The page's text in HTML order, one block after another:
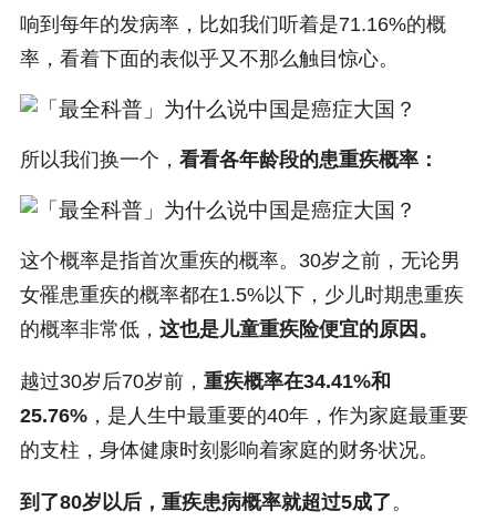
响到每年的发病率，比如我们听着是71.16%的概
率，看着下面的表似乎又不那么触目惊心。
所以我们换一个， 看看各年龄段的患重疾概率：
这个概率是指首次重疾的概率。30岁之前，无论男
女罹患重疾的概率都在1.5%以下，少儿时期患重疾
的概率非常低， 这也是儿童重疾险便宜的原因。
越过30岁后70岁前， 重疾概率在34.41%和
25.76%，是人生中最重要的40年，作为家庭最重要
的支柱，身体健康时刻影响着家庭的财务状况。
到了80岁以后，重疾患病概率就超过5成了。